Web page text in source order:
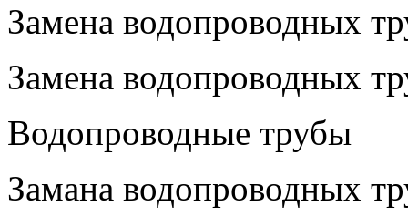
Замена водопроводных
Замена водопроводных
Водопроводные трубы
Замана водопроводных